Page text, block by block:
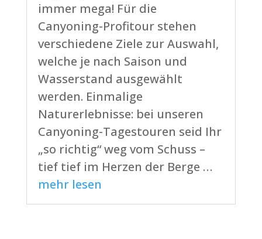
immer mega! Für die
Canyoning-Profitour stehen
verschiedene Ziele zur Auswahl,
welche je nach Saison und
Wasserstand ausgewählt
werden. Einmalige
Naturerlebnisse: bei unseren
Canyoning-Tagestouren seid Ihr
„so richtig“ weg vom Schuss –
tief tief im Herzen der Berge …
mehr lesen